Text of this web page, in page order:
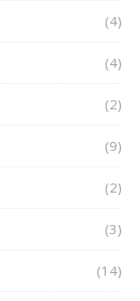
(4)
(4)
(2)
(9)
(2)
(3)
(14)